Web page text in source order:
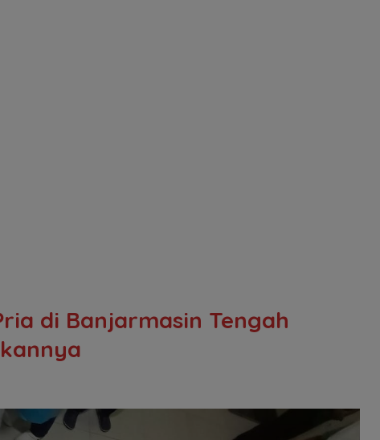
di Banjarmasin Tengah